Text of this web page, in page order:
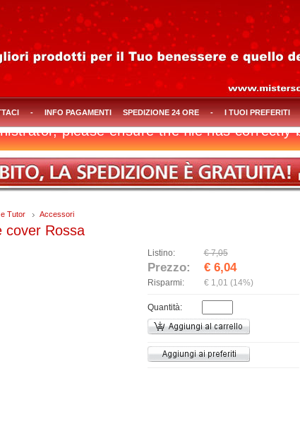
- INFO PAGAMENTI SPEDIZIONE 24 ORE - I TUOI PREFERITI
Tutor Accessori
cover Rossa
Listino: € 7,05
Prezzo: € 6,04
Risparmi: € 1,01 (14%)
Quantità: